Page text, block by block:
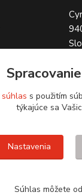
súhlas s použitím
týkajúce sa
Nastavenia
Súhlas môžete